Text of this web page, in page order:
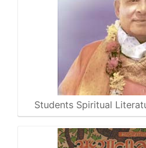
Students Spiritual